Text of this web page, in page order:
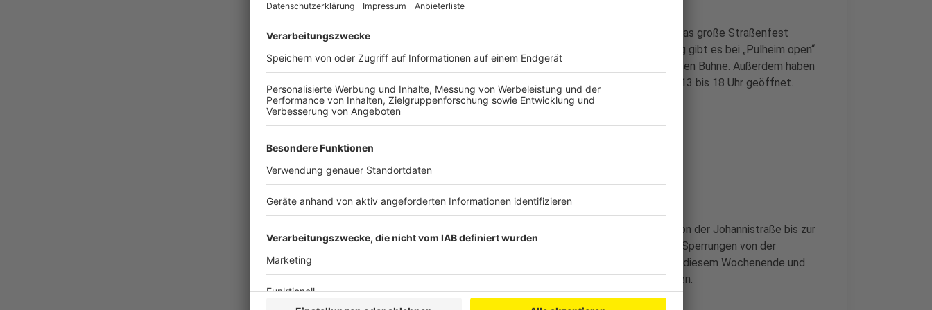
Als Ersatz steht jetzt ein anderes Karussell auf dem Jahrmarkt. Das große Straßenfest
startet Freitagnachmittag ab 16 Uhr. Das ganze Wocheneden lang gibt es bei „Pulheim open“
viel Programm, verschiedene Aktionen und viel Musik auf der großen Bühne. Außerdem haben
viele die Geschäfte in der Pulheimer Innenstadt am Sonntag von 13 bis 18 Uhr geöffnet.
Anzeige
Für Autofahrer wirds eng. Die Venloer Straße ist am Marktplatz von der Johannistraße bis zur
Bachstraße bis Montagabend 22 Uhr gesperrt. Außerdem gibt es Sperrungen von der
Orrerstraße bis zur Farehamstraße. Autofahrer sollten deshalb an diesem Wochenende und
auch am Montag den Bereich um den Pulheimer Marktplatz meiden.
Anzeige